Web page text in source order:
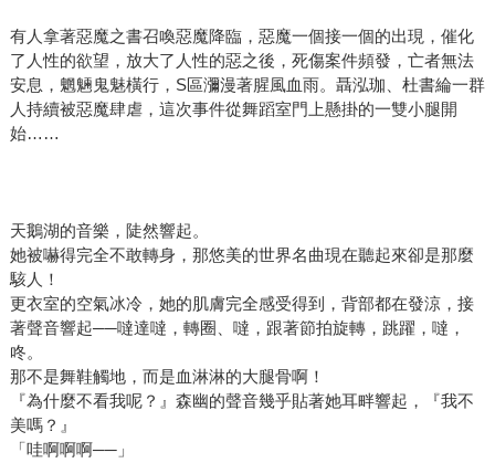
有人拿著惡魔之書召喚惡魔降臨，惡魔一個接一個的出現，催化
了人性的欲望，放大了人性的惡之後，死傷案件頻發，亡者無法
安息，魍魎鬼魅橫行，S區瀰漫著腥風血雨。聶泓珈、杜書綸一群
人持續被惡魔肆虐，這次事件從舞蹈室門上懸掛的一雙小腿開
始……
天鵝湖的音樂，陡然響起。
她被嚇得完全不敢轉身，那悠美的世界名曲現在聽起來卻是那麼
駭人！
更衣室的空氣冰冷，她的肌膚完全感受得到，背部都在發涼，接
著聲音響起──噠達噠，轉圈、噠，跟著節拍旋轉，跳躍，噠，
咚。
那不是舞鞋觸地，而是血淋淋的大腿骨啊！
『為什麼不看我呢？』森幽的聲音幾乎貼著她耳畔響起，『我不
美嗎？』
「哇啊啊啊──」